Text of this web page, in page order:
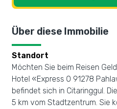
Über diese Immobilie
Standort
Möchten Sie beim Reisen
Hotel «Express O 91278
befindet sich in Citaringgul.
5 km vom Stadtzentrum. Sie